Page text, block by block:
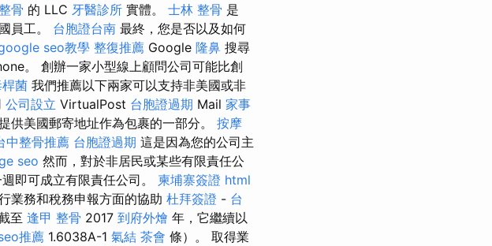
骨 的 LLC 牙醫診所 實體。 士林 整骨 是
員工。 台胞證台南 最終，您是否以及如何
seo教學 整復推薦 Google 隆鼻 搜尋
。 創辦一家小型線上顧問公司可能比創
菌 我們推薦以下兩家可以支持非美國或非
公司設立 VirtualPost 台胞證過期 Mail 家事
供美國郵寄地址作為包裹的一部分。 按摩
中整骨推薦 台胞證過期 這是因為您的公司主
seo 然而，對於非居民或某些有限責任公
即可成立有限責任公司。 柬埔寨簽證 html
業務和稅務申報方面的協助 杜拜簽證 - 台
至 逢甲 整骨 2017 到府外燴 年，它繼續以
推薦 1.6038A-1 氣結 茶會 條）。 取得業